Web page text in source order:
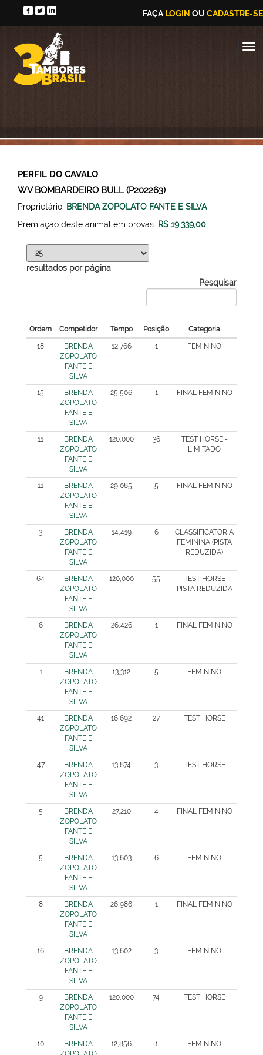
FAÇA LOGIN OU CADASTRE-SE
PERFIL DO CAVALO
WV BOMBARDEIRO BULL (P202263)
Proprietário: BRENDA ZOPOLATO FANTE E SILVA
Premiação deste animal em provas: R$ 19.339,00
resultados por página
Pesquisar
Ordem Competidor Tempo Posição Categoria
18
BRENDA
ZOPOLATO
FANTE E
SILVA
12,766 1 FEMININO
15
BRENDA
ZOPOLATO
FANTE E
SILVA
25,506 1 FINAL FEMININO
11
BRENDA
ZOPOLATO
FANTE E
SILVA
120,000 36
TEST HORSE -
LIMITADO
11
BRENDA
ZOPOLATO
FANTE E
SILVA
29,085 5 FINAL FEMININO
3
BRENDA
ZOPOLATO
FANTE E
SILVA
14,419 6
CLASSIFICATÓRIA
FEMININA (PISTA
REDUZIDA)
64
BRENDA
ZOPOLATO
FANTE E
SILVA
120,000 55
TEST HORSE
PISTA REDUZIDA
6
BRENDA
ZOPOLATO
FANTE E
SILVA
26,426 1 FINAL FEMININO
1
BRENDA
ZOPOLATO
FANTE E
SILVA
13,312 5 FEMININO
41
BRENDA
ZOPOLATO
FANTE E
SILVA
16,692 27 TEST HORSE
47
BRENDA
ZOPOLATO
FANTE E
SILVA
13,874 3 TEST HORSE
5
BRENDA
ZOPOLATO
FANTE E
SILVA
27,210 4 FINAL FEMININO
5
BRENDA
ZOPOLATO
FANTE E
SILVA
13,603 6 FEMININO
8
BRENDA
ZOPOLATO
FANTE E
SILVA
26,986 1 FINAL FEMININO
16
BRENDA
ZOPOLATO
FANTE E
SILVA
13,602 3 FEMININO
9
BRENDA
ZOPOLATO
FANTE E
SILVA
120,000 74 TEST HORSE
10
BRENDA
12,856 1 FEMININO